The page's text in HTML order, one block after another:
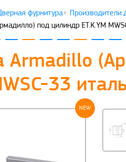
фурнитура Производители
под цилиндр ET.K.YM
Armadillo
33
NEW